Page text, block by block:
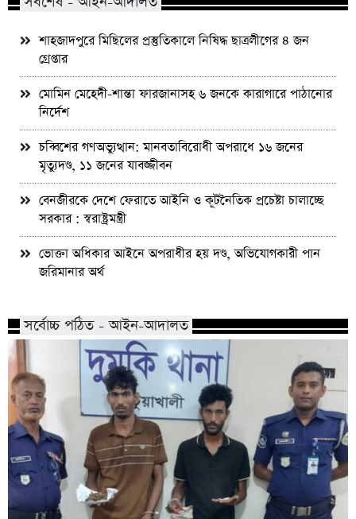
শাহজাদপুরে মিছিলের প্রস্তুতিকালে নিষিদ্ধ ছাত্রলীগের ৪ জন
গ্রেপ্তার
মোমিন মেহেদী-শান্তা ফারজানাসহ ৬ জনকে কারাগারে পাঠানোর
নির্দেশ
চব্বিশের গণঅভ্যুত্থান: মানবতাবিরোধী অপরাধে ১৬ জনের
মৃত্যুদণ্ড, ১১ জনের যাবজ্জীবন
বেনজীরকে দেশে ফেরাতে আইনি ও কূটনৈতিক প্রচেষ্টা চালাচ্ছে
সরকার : স্বরাষ্ট্রমন্ত্রী
ভোক্তা অধিকার আইনে অপরাধীর হয় দণ্ড, অভিযোগকারী পান
জরিমানার অর্থ
সর্বোচ্চ পঠিত - আইন-আদালত